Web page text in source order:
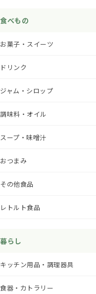
食べもの
お菓子・スイーツ
ドリンク
ジャム・シロップ
調味料・オイル
スープ・味噌汁
おつまみ
その他食品
レトルト食品
暮らし
キッチン用品・調理器具
食器・カトラリー